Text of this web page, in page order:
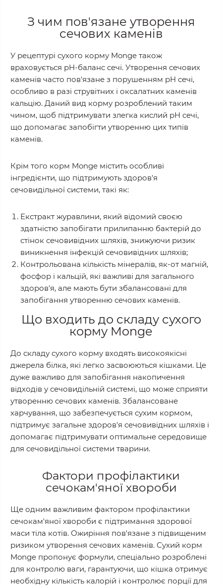
З чим пов'язане утворення
сечових каменів
У рецептурі сухого корму Monge також
враховується pH-баланс сечі. Утворення сечових
каменів часто пов'язане з порушенням pH сечі,
особливо в разі струвітних і оксалатних каменів
кальцію. Даний вид корму розроблений таким
чином, щоб підтримувати злегка кислий pH сечі,
що допомагає запобігти утворенню цих типів
каменів.
Крім того корм Monge містить особливі
інгредієнти, що підтримують здоров'я
сечовидільної системи, такі як:
Екстракт журавлини, який відомий своєю
здатністю запобігати прилипанню бактерій до
стінок сечовивідних шляхів, знижуючи ризик
виникнення інфекцій сечовивідних шляхів;
Контрольована кількість мінералів, як-от магній,
фосфор і кальцій, які важливі для загального
здоров'я, але мають бути збалансовані для
запобігання утворенню сечових каменів.
Що входить до складу сухого
корму Monge
До складу сухого корму входять високоякісні
джерела білка, які легко засвоюються кішками. Це
дуже важливо для запобігання накопичення
відходів у сечовидільній системі, що може сприяти
утворенню сечових каменів. Збалансоване
харчування, що забезпечується сухим кормом,
підтримує загальне здоров'я сечовивідних шляхів і
допомагає підтримувати оптимальне середовище
для сечовидільної системи тварини.
Фактори профілактики
сечокам'яної хвороби
Ще одним важливим фактором профілактики
сечокам'яної хвороби є підтримання здорової
маси тіла котів. Ожиріння пов'язане з підвищеним
ризиком утворення сечових каменів. Сухий корм
Monge пропонує формули, спеціально розроблені
для контролю ваги, гарантуючи, що кішка отримує
необхідну кількість калорій і контролює порції для